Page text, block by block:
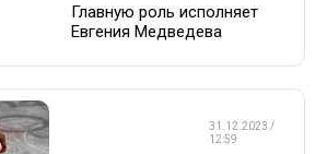
Главную роль исполняет
Евгения Медведева
31.12.2023 /
12:59